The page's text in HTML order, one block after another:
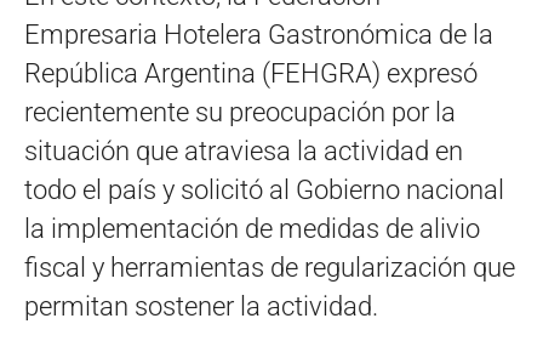
Empresaria Hotelera Gastronómica de la
República Argentina (FEHGRA) expresó
recientemente su preocupación por la
situación que atraviesa la actividad en
todo el país y solicitó al Gobierno nacional
la implementación de medidas de alivio
fiscal y herramientas de regularización que
permitan sostener la actividad.